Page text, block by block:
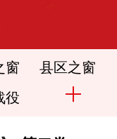
窗 县区之窗
役